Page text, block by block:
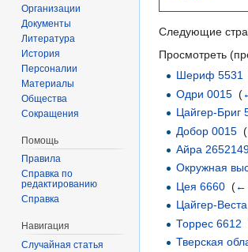
Следующие
Просмотреть
Шериф 5531
Одри 0015 ‎(
Цайгер-Бриг
Добор 0015 ‎(
Айра
Окружная
Цея 6660 ‎(←
Цайгер-
Торрес 6612
Тверская
Организации
Документы
Литература
История
Персоналии
Материалы
Общества
Сокращения
Помощь
Правила
Справка по
редактированию
Справка
Навигация
Случайная статья